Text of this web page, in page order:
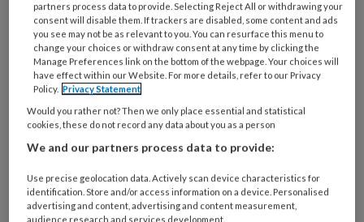
28 NOVEMBER 2025
Annemie Galimont is
‘Zorgstem van 2025’
partners process data to provide. Selecting Reject All or withdrawing your
consent will disable them. If trackers are disabled, some content and ads
you see may not be as relevant to you. You can resurface this menu to
change your choices or withdraw consent at any time by clicking the
Manage Preferences link on the bottom of the webpage. Your choices will
have effect within our Website. For more details, refer to our Privacy
Policy. Privacy Statement
Would you rather not? Then we only place essential and statistical
cookies, these do not record any data about you as a person
We and our partners process data to provide:
Use precise geolocation data. Actively scan device characteristics for
identification. Store and/or access information on a device. Personalised
advertising and content, advertising and content measurement,
audience research and services development.